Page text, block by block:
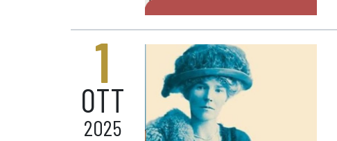
1
OTT
2025